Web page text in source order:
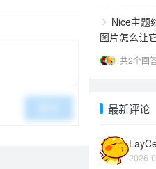
Nice主题
图片怎么让
共2个回
最新评论
2026-